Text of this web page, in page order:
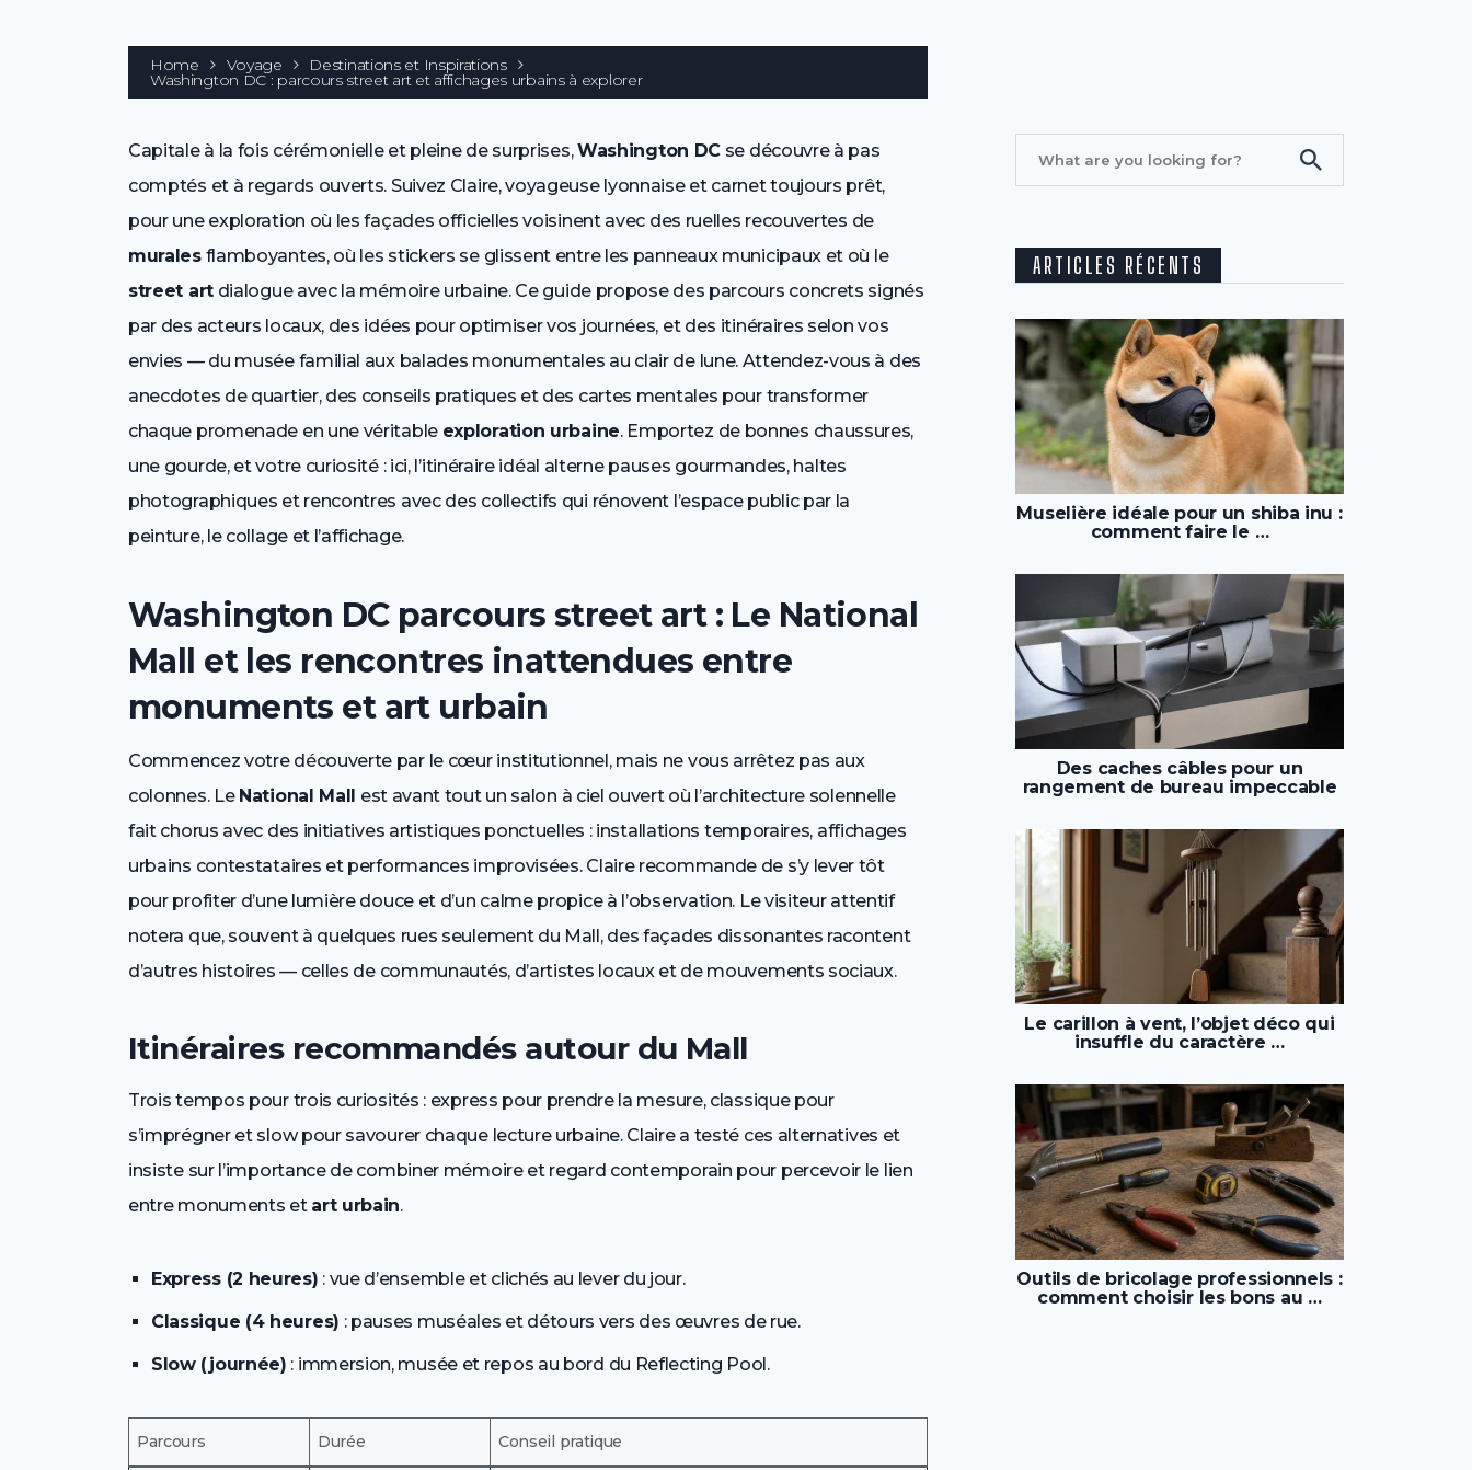
Home Voyage Destinations et Inspirations
Washington DC : parcours street art et affichages urbains à explorer
Capitale à la fois cérémonielle et pleine de surprises,Washington DC se découvre à pas
comptés et à regards ouverts. Suivez Claire, voyageuse lyonnaise et carnet toujours prêt,
pour une exploration où les façades officielles voisinent avec des ruelles recouvertes de
muralesflamboyantes, où les stickers se glissent entre les panneaux municipaux et où le
street artdialogue avec la mémoire urbaine. Ce guide propose des parcours concrets signés
par des acteurs locaux, des idées pour optimiser vos journées, et des itinéraires selon vos
envies — du musée familial aux balades monumentales au clair de lune. Attendez-vous à des
anecdotes de quartier, des conseils pratiques et des cartes mentales pour transformer
chaque promenade en une véritable exploration urbaine. Emportez de bonnes chaussures,
une gourde, et votre curiosité : ici, l’itinéraire idéal alterne pauses gourmandes, haltes
photographiques et rencontres avec des collectifs qui rénovent l’espace public par la
peinture, le collage et l’affichage.
Washington DC parcours street art : Le National
Mall et les rencontres inattendues entre
monuments et art urbain
Commencez votre découverte par le cœur institutionnel, mais ne vous arrêtez pas aux
colonnes. Le National Mall est avant tout un salon à ciel ouvert où l’architecture solennelle
fait chorus avec des initiatives artistiques ponctuelles : installations temporaires, affichages
urbains contestataires et performances improvisées. Claire recommande de s’y lever tôt
pour profiter d’une lumière douce et d’un calme propice à l’observation. Le visiteur attentif
notera que, souvent à quelques rues seulement du Mall, des façades dissonantes racontent
d’autres histoires — celles de communautés, d’artistes locaux et de mouvements sociaux.
Itinéraires recommandés autour du Mall
Trois tempos pour trois curiosités : express pour prendre la mesure, classique pour
s’imprégner et slow pour savourer chaque lecture urbaine. Claire a testé ces alternatives et
insiste sur l’importance de combiner mémoire et regard contemporain pour percevoir le lien
entre monuments et art urbain.
Express (2 heures) : vue d’ensemble et clichés au lever du jour.
Classique (4 heures) : pauses muséales et détours vers des œuvres de rue.
Slow (journée) : immersion, musée et repos au bord du Reflecting Pool.
Parcours Durée Conseil pratique
ARTICLES RÉCENTS
Muselière idéale pour un shiba inu :
comment faire le …
Des caches câbles pour un
rangement de bureau impeccable
Le carillon à vent, l’objet déco qui
insuffle du caractère …
Outils de bricolage professionnels :
comment choisir les bons au …